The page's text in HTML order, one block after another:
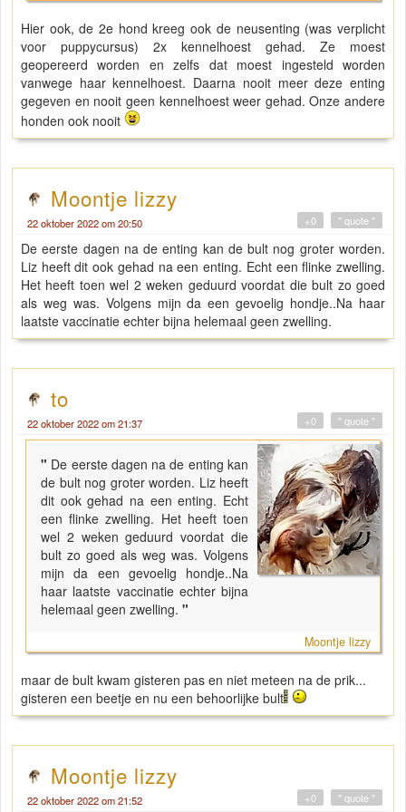
Hier ook, de 2e hond kreeg ook de neusenting (was verplicht
voor puppycursus) 2x kennelhoest gehad. Ze moest
geopereerd worden en zelfs dat moest ingesteld worden
vanwege haar kennelhoest. Daarna nooit meer deze enting
gegeven en nooit geen kennelhoest weer gehad. Onze andere
honden ook nooit
Moontje lizzy
22 oktober 2022 om 20:50 " quote "
+0
De eerste dagen na de enting kan de bult nog groter worden.
Liz heeft dit ook gehad na een enting. Echt een flinke zwelling.
Het heeft toen wel 2 weken geduurd voordat die bult zo goed
als weg was. Volgens mijn da een gevoelig hondje..Na haar
laatste vaccinatie echter bijna helemaal geen zwelling.
to
22 oktober 2022 om 21:37 " quote "
+0
" De eerste dagen na de enting kan
de bult nog groter worden. Liz heeft
dit ook gehad na een enting. Echt
een flinke zwelling. Het heeft toen
wel 2 weken geduurd voordat die
bult zo goed als weg was. Volgens
mijn da een gevoelig hondje..Na
haar laatste vaccinatie echter bijna
helemaal geen zwelling. "
Moontje lizzy
maar de bult kwam gisteren pas en niet meteen na de prik...
gisteren een beetje en nu een behoorlijke bult
Moontje lizzy
22 oktober 2022 om 21:52 " quote "
+0